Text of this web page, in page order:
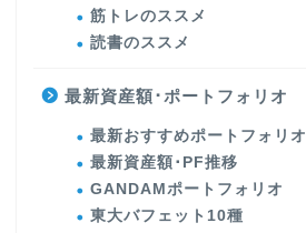
筋トレのススメ
読書のススメ
最新資産額･ポートフォリオ
最新おすすめポートフォリオ
最新資産額･PF推移
GANDAMポートフォリオ
東大バフェット10種